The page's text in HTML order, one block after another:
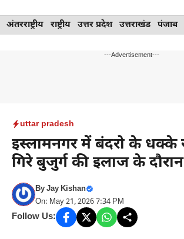
Skip
to
अंतरराष्ट्रीय राष्ट्रीय उत्तर प्रदेश उत्तराखंड पंजाब
---Advertisement---
uttar pradesh
इस्लामनगर में बंदरो के
गिरे बुजुर्ग की इलाज के
ByJay Kishan
On: May 21, 2026 7:34 PM
Follow Us: